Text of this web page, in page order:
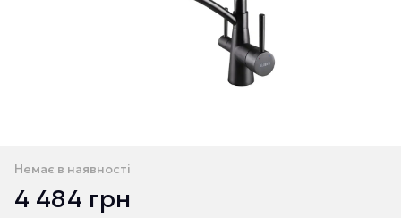
Немає в наявності
4 484 грн